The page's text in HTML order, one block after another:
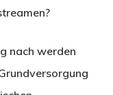
nach werden